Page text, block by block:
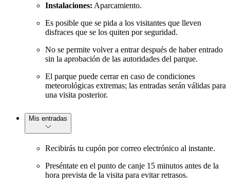
Instalaciones: Aparcamiento.
Es posible que se pida a los visitantes que lleven
disfraces que se los quiten por seguridad.
No se permite volver a entrar después de haber entrado
sin la aprobación de las autoridades del parque.
El parque puede cerrar en caso de condiciones
meteorológicas extremas; las entradas serán válidas para
una visita posterior.
Mis entradas
Recibirás tu cupón por correo electrónico al instante.
Preséntate en el punto de canje 15 minutos antes de la
hora prevista de la visita para evitar retrasos.